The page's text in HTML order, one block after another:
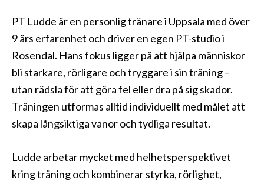
PT Ludde är en personlig tränare i Uppsala med över
9 års erfarenhet och driver en egen PT-studio i
Rosendal. Hans fokus ligger på att hjälpa människor
bli starkare, rörligare och tryggare i sin träning –
utan rädsla för att göra fel eller dra på sig skador.
Träningen utformas alltid individuellt med målet att
skapa långsiktiga vanor och tydliga resultat.
Ludde arbetar mycket med helhetsperspektivet
kring träning och kombinerar styrka, rörlighet,